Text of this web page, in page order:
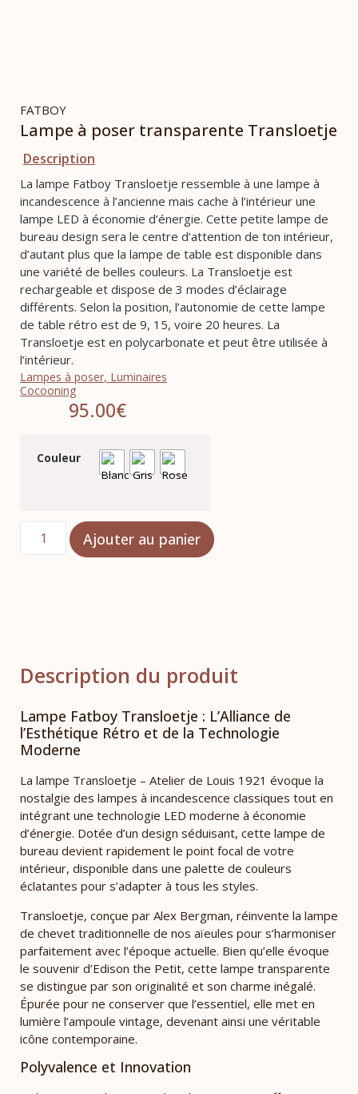
FATBOY
Lampe à poser transparente Transloetje
Description
La lampe Fatboy Transloetje ressemble à une lampe à
incandescence à l’ancienne mais cache à l’intérieur une
lampe LED à économie d’énergie. Cette petite lampe de
bureau design sera le centre d’attention de ton intérieur,
d’autant plus que la lampe de table est disponible dans
une variété de belles couleurs. La Transloetje est
rechargeable et dispose de 3 modes d’éclairage
différents. Selon la position, l’autonomie de cette lampe
de table rétro est de 9, 15, voire 20 heures. La
Transloetje est en polycarbonate et peut être utilisée à
l’intérieur.
Lampes à poser, Luminaires
Cocooning
95.00€
Couleur
Ajouter au panier
Description du produit
Lampe Fatboy Transloetje : L’Alliance de
l’Esthétique Rétro et de la Technologie
Moderne
La lampe Transloetje – Atelier de Louis 1921 évoque la
nostalgie des lampes à incandescence classiques tout en
intégrant une technologie LED moderne à économie
d’énergie. Dotée d’un design séduisant, cette lampe de
bureau devient rapidement le point focal de votre
intérieur, disponible dans une palette de couleurs
éclatantes pour s’adapter à tous les styles.
Transloetje, conçue par Alex Bergman, réinvente la lampe
de chevet traditionnelle de nos aïeules pour s’harmoniser
parfaitement avec l’époque actuelle. Bien qu’elle évoque
le souvenir d’Edison the Petit, cette lampe transparente
se distingue par son originalité et son charme inégalé.
Épurée pour ne conserver que l’essentiel, elle met en
lumière l’ampoule vintage, devenant ainsi une véritable
icône contemporaine.
Polyvalence et Innovation